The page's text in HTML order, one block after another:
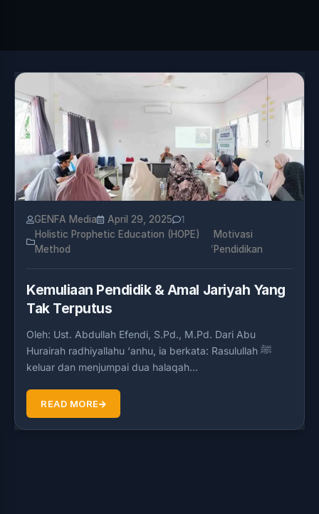
GENFA Media April 29, 2025
1
Holistic Prophetic Education (HOPE)
Method
,
Motivasi
Pendidikan
Kemuliaan Pendidik & Amal Jariyah Yang
Tak Terputus
Oleh: Ust. Abdullah Efendi, S.Pd., M.Pd. Dari Abu
Hurairah radhiyallahu ‘anhu, ia berkata: Rasulullah ﷺ
keluar dan menjumpai dua halaqah…
READ MORE